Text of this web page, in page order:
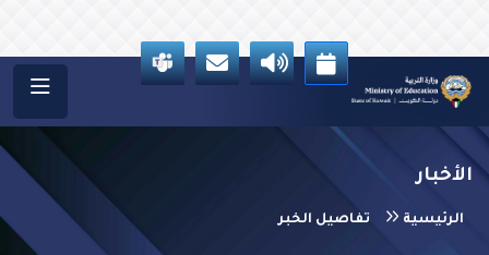
الأخبار
الرئيسية تفاصيل الخبر